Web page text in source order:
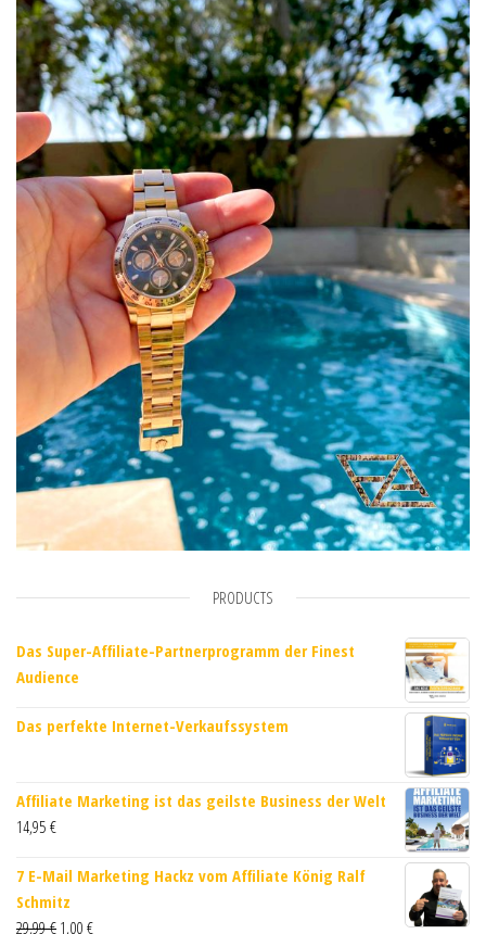
PRODUCTS
Das Super-Affiliate-Partnerprogramm der Finest
Audience
Das perfekte Internet-Verkaufssystem
Affiliate Marketing ist das geilste Business der Welt
14,95 €
7 E-Mail Marketing Hackz vom Affiliate König Ralf
Schmitz
29,99€ 1,00 €